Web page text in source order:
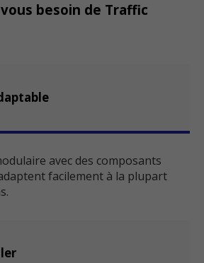
besoin de Traffic
avec des composants
facilement à la plupart